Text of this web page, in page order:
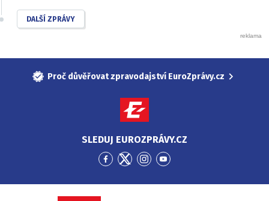
DALŠÍ ZPRÁVY
Proč důvěřovat zpravodajství EuroZprávy.cz
SLEDUJ EUROZPRÁVY.CZ
Přejít
Facebook
Přejít
Twitter
Přejít
Instagram
Přejít
YouTube